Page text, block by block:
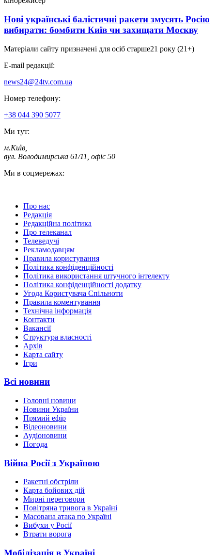
Нові українські балістичні ракети змусять Росію
вибирати: бомбити Київ чи захищати Москву
Матеріали сайту призначені для осіб старше21 року (21+)
E-mail редакції:
news24@24tv.com.ua
Номер телефону:
+38 044 390 5077
Ми тут:
м.Київ
вул. Володимирська 61/11, офіс 50
Ми в соцмережах:
Про нас
Редакція
Редакційна політика
Про телеканал
Телеведучі
Рекламодавцям
Правила користування
Політика конфіденційності
Політика використання штучного інтелекту
Політика конфіденційності додатку
Угода Користувача Спільноти
Правила коментування
Технічна інформація
Контакти
Вакансії
Структура власності
Архів
Карта сайту
Ігри
Всі новини
Головні новини
Новини України
Прямий ефір
Відеоновини
Аудіоновини
Погода
Війна Росії з Україною
Ракетні обстріли
Карта бойових дій
Мирні переговори
Повітряна тривога в Україні
Масована атака по Україні
Вибухи у Росії
Втрати ворога
Мобілізація в Україні